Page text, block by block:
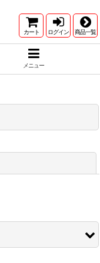
カート ログイン 商品一覧
メニュー